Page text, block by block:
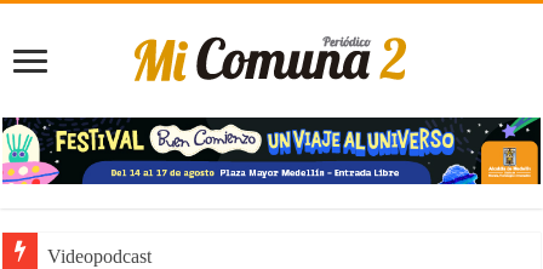
Videopodcast